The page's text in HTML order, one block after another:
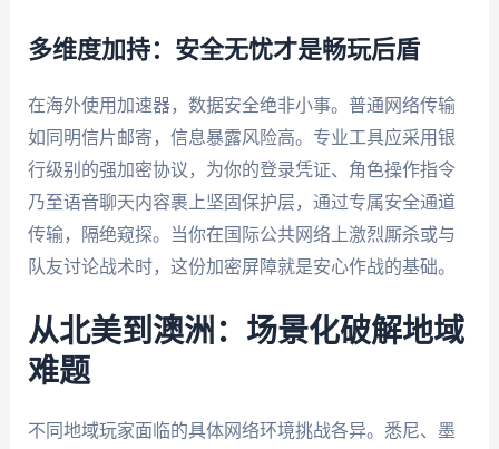
多维度加持：安全无忧才是畅玩后盾
在海外使用加速器，数据安全绝非小事。普通网络传输
如同明信片邮寄，信息暴露风险高。专业工具应采用银
行级别的强加密协议，为你的登录凭证、角色操作指令
乃至语音聊天内容裹上坚固保护层，通过专属安全通道
传输，隔绝窥探。当你在国际公共网络上激烈厮杀或与
队友讨论战术时，这份加密屏障就是安心作战的基础。
从北美到澳洲：场景化破解地域
难题
不同地域玩家面临的具体网络环境挑战各异。悉尼、墨